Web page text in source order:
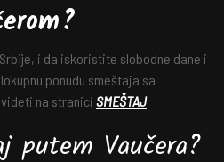
i da iskoristite slobodne dane i
ponudu smeštaja sa
videti na stranici SMEŠTAJ
putem Vaučera?